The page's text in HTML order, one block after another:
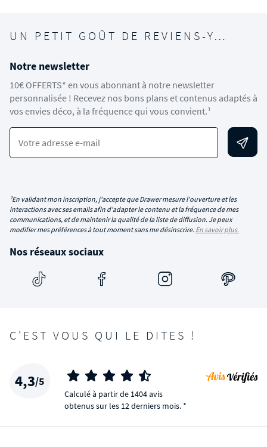
UN PETIT GOÛT DE REVIENS-Y…
Notre newsletter
10€ OFFERTS* en vous abonnant à notre newsletter
personnalisée ! Recevez nos bons plans et contenus adaptés à
vos envies déco, à la fréquence qui vous convient.¹
Votre adresse e-mail
¹En validant mon inscription, j'accepte que Drawer mesure l'ouverture et les
interactions avec ses emails afin d'adapter le contenu et la fréquence de mes
communications, et de maintenir la qualité de la liste de diffusion. Je peux
modifier mes préférences à tout moment sans me désinscrire. En savoir plus.
Nos réseaux sociaux
C'EST VOUS QUI LE DITES !
4,3/5
Calculé à partir de 1404 avis
obtenus sur les 12 derniers mois. *